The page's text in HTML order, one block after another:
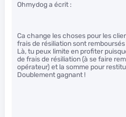
Ohmydog a écrit :
Ca change les choses pour les
frais de résiliation sont
Là, tu peux limite en profiter
de frais de résiliation (à se faire
opérateur) et la somme pour
Doublement gagnant !